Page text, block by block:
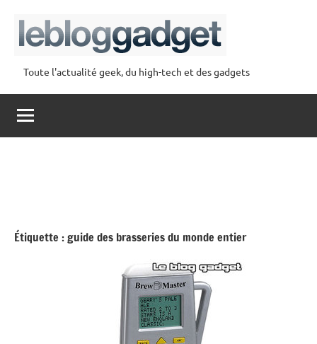
contenu
lebloggadget
Toute l'actualité geek, du high-tech et des gadgets
Étiquette :guide des brasseries du monde entier